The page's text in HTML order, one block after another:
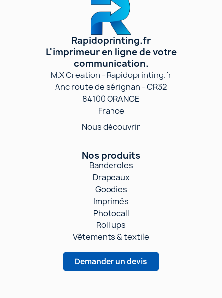
Rapidoprinting.fr
L'imprimeur en ligne de votre
communication.
M.X Creation - Rapidoprinting.fr
Anc route de sérignan - CR32
84100 ORANGE
France
Nous découvrir
Nos produits
Banderoles
Drapeaux
Goodies
Imprimés
Photocall
Roll ups
Vêtements & textile
Demander un devis